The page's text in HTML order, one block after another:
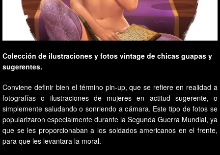
Colección de ilustraciones y fotos vintage de chicas guapas y
sugerentes.
Conviene definir bien el término pin-up, que se refiere en realidad a
fotografías o ilustraciones de mujeres en actitud sugerente, o
simplemente saludando o sonriendo a cámara. Este tipo de fotos se
popularizaron especialmente durante la Segunda Guerra Mundial, ya
que se les proporcionaban a los soldados americanos en el frente,
para que les levantara la moral.